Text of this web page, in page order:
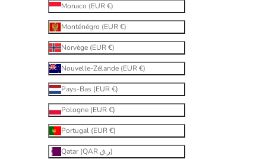
Monaco (EUR €)
Monténégro (EUR €)
Norvège (EUR €)
Nouvelle-Zélande (EUR €)
Pays-Bas (EUR €)
Pologne (EUR €)
Portugal (EUR €)
Qatar (QAR ر.ق)